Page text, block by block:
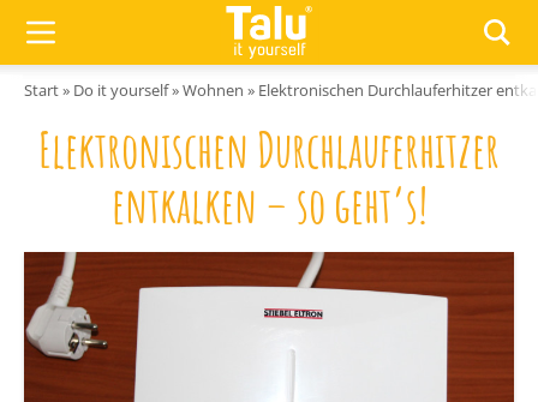
Start» Do it yourself»Wohnen » Elektronischen Durchlauferhitzer
Elektronischen Durchlauferhitzer
entkalken – so geht’s!